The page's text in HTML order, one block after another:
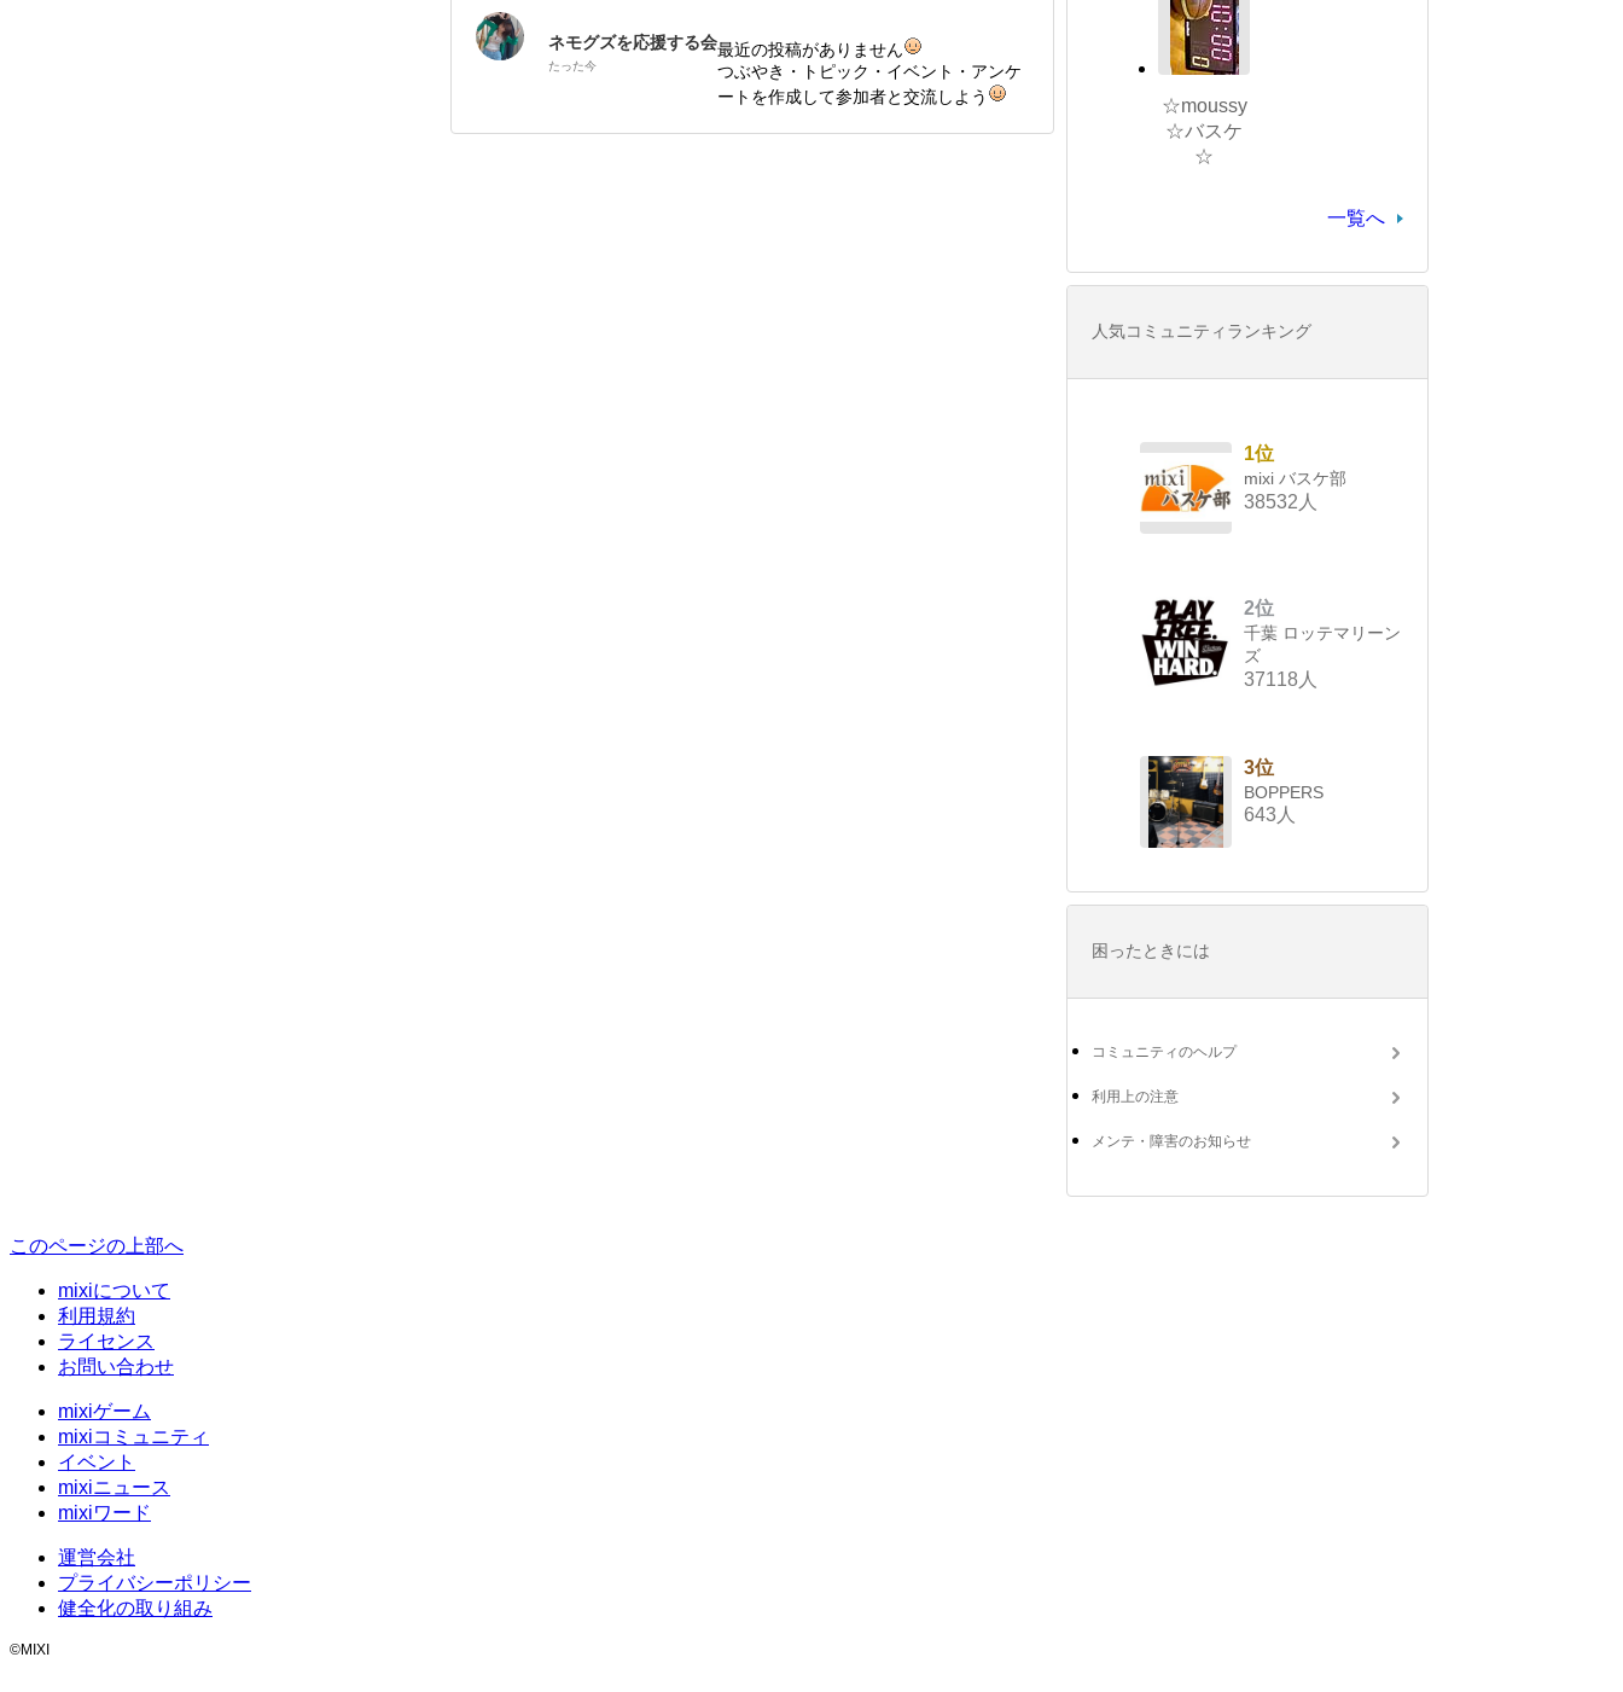
ネモグズを応援する会
たった今
最近の投稿がありません
つぶやき・トピック・イベント・アンケ
ートを作成して参加者と交流しよう
☆moussy
☆バスケ
☆
一覧へ
人気コミュニティランキング
1位
mixi バスケ部
38532人
2位
千葉 ロッテマリーン
ズ
37118人
3位
BOPPERS
643人
困ったときには
コミュニティのヘルプ
利用上の注意
メンテ・障害のお知らせ
このページの上部へ
mixiについて
利用規約
ライセンス
お問い合わせ
mixiゲーム
mixiコミュニティ
イベント
mixiニュース
mixiワード
運営会社
プライバシーポリシー
健全化の取り組み
©MIXI